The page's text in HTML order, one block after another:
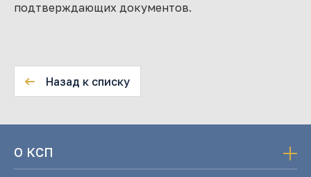
подтверждающих документов.
Назад к списку
О КСП